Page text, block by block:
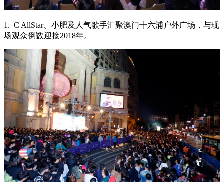
1. C AllStar、小肥及人气歌手汇聚澳门十六浦户外广场，与现
场观众倒数迎接2018年。